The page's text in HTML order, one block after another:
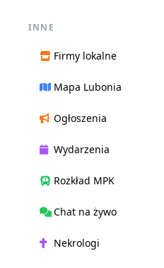
INNE
Firmy lokalne
Mapa Lubonia
Ogłoszenia
Wydarzenia
Rozkład MPK
Chat na żywo
Nekrologi